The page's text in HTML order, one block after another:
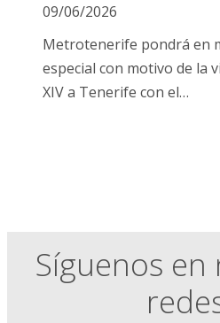
09/06/2026
Metrotenerife pondrá en
especial con motivo de la
XIV a Tenerife con el…
Síguenos en